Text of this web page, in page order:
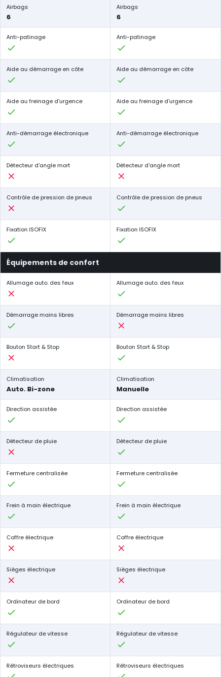
Airbags
6
Airbags
6
Anti-patinage Anti-patinage
Aide au démarrage en côte Aide au démarrage en côte
Aide au freinage d'urgence Aide au freinage d'urgence
Anti-démarrage électronique Anti-démarrage électronique
Détecteur d'angle mort Détecteur d'angle mort
Contrôle de pression de pneus Contrôle de pression de pneus
Fixation ISOFIX Fixation ISOFIX
Équipements de confort
Allumage auto. des feux Allumage auto. des feux
Démarrage mains libres Démarrage mains libres
Bouton Start & Stop Bouton Start & Stop
Climatisation
Auto. Bi-zone
Climatisation
Manuelle
Direction assistée Direction assistée
Détecteur de pluie Détecteur de pluie
Fermeture centralisée Fermeture centralisée
Frein à main électrique Frein à main électrique
Coffre électrique Coffre électrique
Sièges électrique Sièges électrique
Ordinateur de bord Ordinateur de bord
Régulateur de vitesse Régulateur de vitesse
Rétroviseurs électriques Rétroviseurs électriques